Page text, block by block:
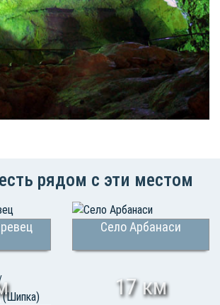
рядом с эти местом
Село Арбанаси
17 км